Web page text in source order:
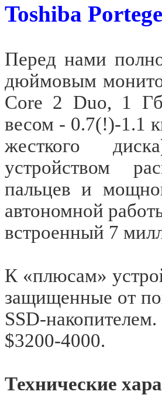
Toshiba
Перед нами
дюймовым
Core 2 Duo, 1
весом - 0.7(!)-1.1
жесткого
устройством
пальцев и
автономной
встроенный 7
К «плюсам»
защищенные от
SSD-
$3200-4000.
Технические